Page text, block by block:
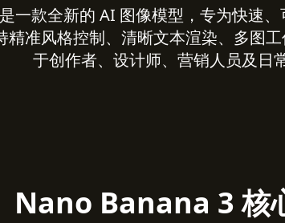
一款全新的 AI 图像模型，专为快速
精准风格控制、清晰文本渲染、多图
于创作者、设计师、营销人员及日
Nano Banana 3 核